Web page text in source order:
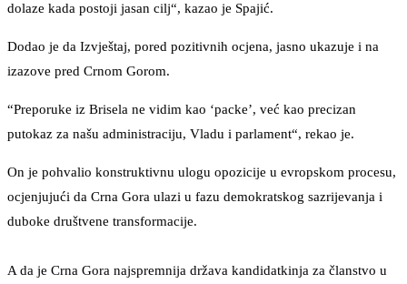
dolaze kada postoji jasan cilj“, kazao je Spajić.
Dodao je da Izvještaj, pored pozitivnih ocjena, jasno ukazuje i na
izazove pred Crnom Gorom.
“Preporuke iz Brisela ne vidim kao ‘packe’, već kao precizan
putokaz za našu administraciju, Vladu i parlament“, rekao je.
On je pohvalio konstruktivnu ulogu opozicije u evropskom procesu,
ocjenjujući da Crna Gora ulazi u fazu demokratskog sazrijevanja i
duboke društvene transformacije.
A da je Crna Gora najspremnija država kandidatkinja za članstvo u